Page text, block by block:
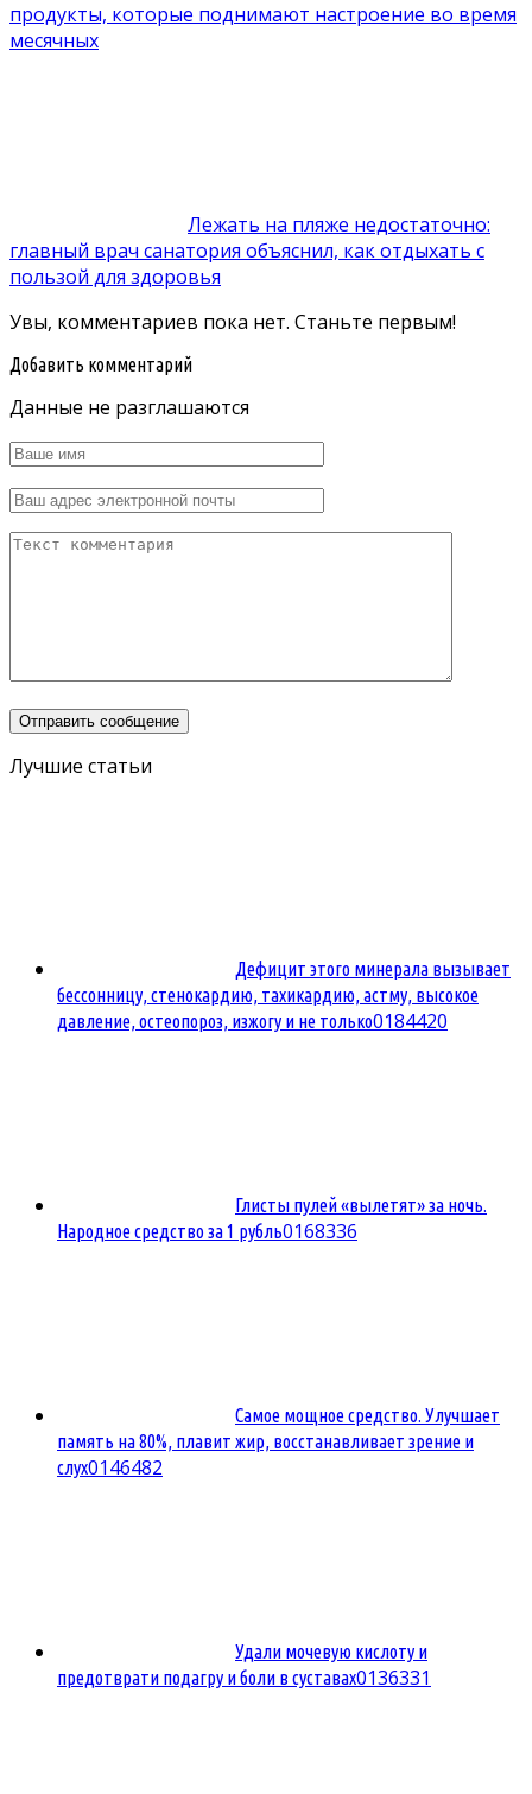
продукты, которые поднимают настроение во время
месячных
Лежать на пляже недостаточно:
главный врач санатория объяснил, как отдыхать с
пользой для здоровья
Увы, комментариев пока нет. Станьте первым!
Добавить комментарий
Данные не разглашаются
Лучшие статьи
Дефицит этого минерала вызывает
бессонницу, стенокардию, тахикардию, астму, высокое
давление, остеопороз, изжогу и не только0184420
Глисты пулей «вылетят» за ночь.
Народное средство за 1 рубль0168336
Самое мощное средство. Улучшает
память на 80%, плавит жир, восстанавливает зрение и
слух0146482
Удали мочевую кислоту и
предотврати подагру и боли в суставах0136331